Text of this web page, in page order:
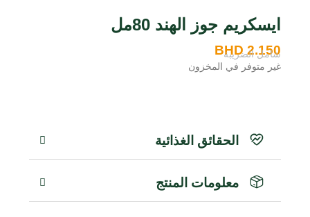
ايسكريم جوز الهند 80مل
2.150
BHD
شامل الضريبة
غير متوفر في المخزون
الحقائق الغذائية
معلومات المنتج